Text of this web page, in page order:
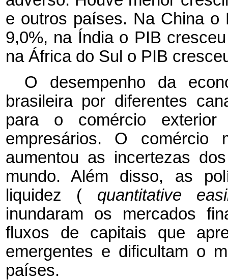
e outros países. Na China o
9,0%, na Índia o PIB
na África do Sul o PIB
O desempenho da
brasileira por diferentes
para o comércio
empresários. O
aumentou as incertezas
mundo. Além disso, as
liquidez ( quantitative
inundaram os mercados
fluxos de capitais que
emergentes e dificultam o
países.